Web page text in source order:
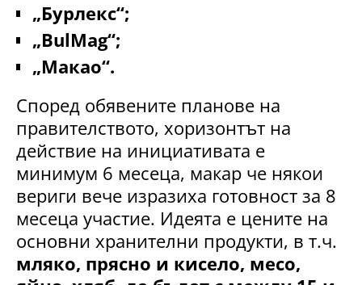
„Бурлекс“;
„BulMag“;
„Макао“.
Според обявените планове на
правителството, хоризонтът на
действие на инициативата е
минимум 6 месеца, макар че някои
вериги вече изразиха готовност за 8
месеца участие. Идеята е цените на
основни хранителни продукти, в т.ч.
мляко, прясно и кисело, месо,